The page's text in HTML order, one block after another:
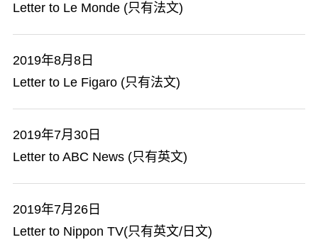
Letter to Le Monde (只有法文)
2019年8月8日
Letter to Le Figaro (只有法文)
2019年7月30日
Letter to ABC News (只有英文)
2019年7月26日
Letter to Nippon TV(只有英文/日文)